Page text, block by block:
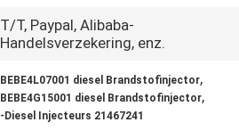
T/T, Paypal, Alibaba-
Handelsverzekering, enz.
BEBE4L07001 diesel Brandstofinjector,
BEBE4G15001 diesel Brandstofinjector,
-Diesel Injecteurs 21467241